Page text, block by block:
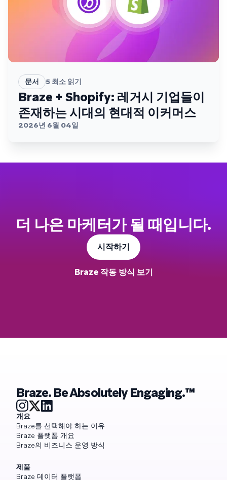
문서 5 최소 읽기
Braze + Shopify: 레거시 기업들이
존재하는 시대의 현대적 이커머스
2026년 6월 04일
더 나은 마케터가 될 때입니다.
시작하기
Braze 작동 방식 보기
Braze. Be Absolutely Engaging.™
개요
Braze를 선택해야 하는 이유
Braze 플랫폼 개요
Braze의 비즈니스 운영 방식
제품
Braze 데이터 플랫폼